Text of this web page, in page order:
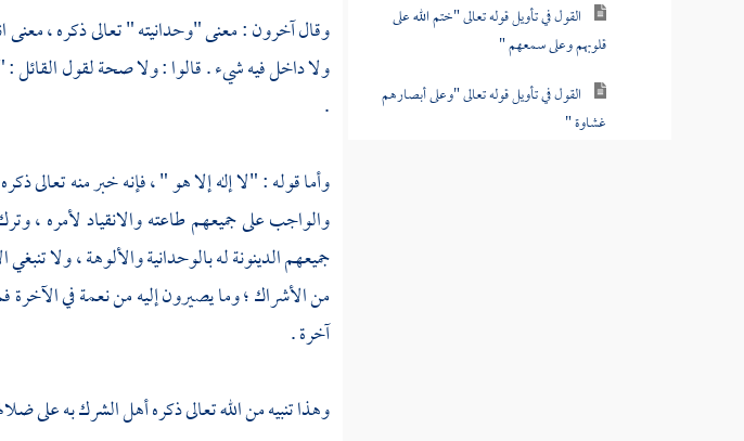
القول في تأويل قوله تعالى "ختم الله على
قلوبهم وعلى سمعهم "
القول في تأويل قوله تعالى "وعلى أبصارهم
غشاوة "
وقال آخرون : معنى "وحدانيته " تعالى ذكره ، معنى
ولا داخل فيه شيء . قالوا : ولا صحة لقول القائل :
.
وأما قوله : "لا إله إلا هو " ، فإنه خبر منه تعالى
والواجب على جميعهم طاعته والانقياد لأمره ،
جميعهم الدينونة له بالوحدانية والألوهة ، ولا
من الأشراك ؛ وما يصيرون إليه من نعمة في الآخرة
آخرة .
وهذا تنبيه من الله تعالى ذكره أهل الشرك به على